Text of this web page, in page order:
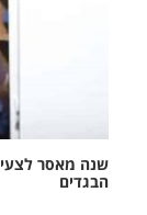
שנה מאסר
הבגדים